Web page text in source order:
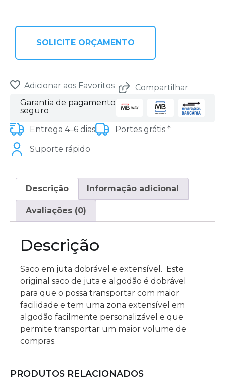
SOLICITE ORÇAMENTO
Adicionar aos Favoritos
Compartilhar
Garantia de pagamento
seguro
Entrega 4–6 dias
Portes grátis *
Suporte rápido
Descrição Informação adicional
Avaliações (0)
Descrição
Saco em juta dobrável e extensível. Este
original saco de juta e algodão é dobrável
para que o possa transportar com maior
facilidade e tem uma zona extensível em
algodão facilmente personalizável e que
permite transportar um maior volume de
compras.
PRODUTOS RELACIONADOS